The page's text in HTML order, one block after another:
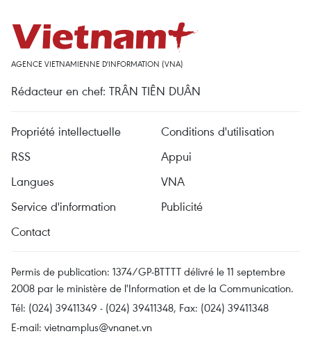
AGENCE VIETNAMIENNE D'INFORMATION (VNA)
Rédacteur en chef: TRÂN TIÊN DUÂN
Propriété intellectuelle
Conditions d'utilisation
RSS
Appui
Langues
VNA
Service d'information
Publicité
Contact
Permis de publication: 1374/GP-BTTTT délivré le 11 septembre
2008 par le ministère de l'Information et de la Communication.
Tél: (024) 39411349 - (024) 39411348, Fax: (024) 39411348
E-mail: vietnamplus@vnanet.vn